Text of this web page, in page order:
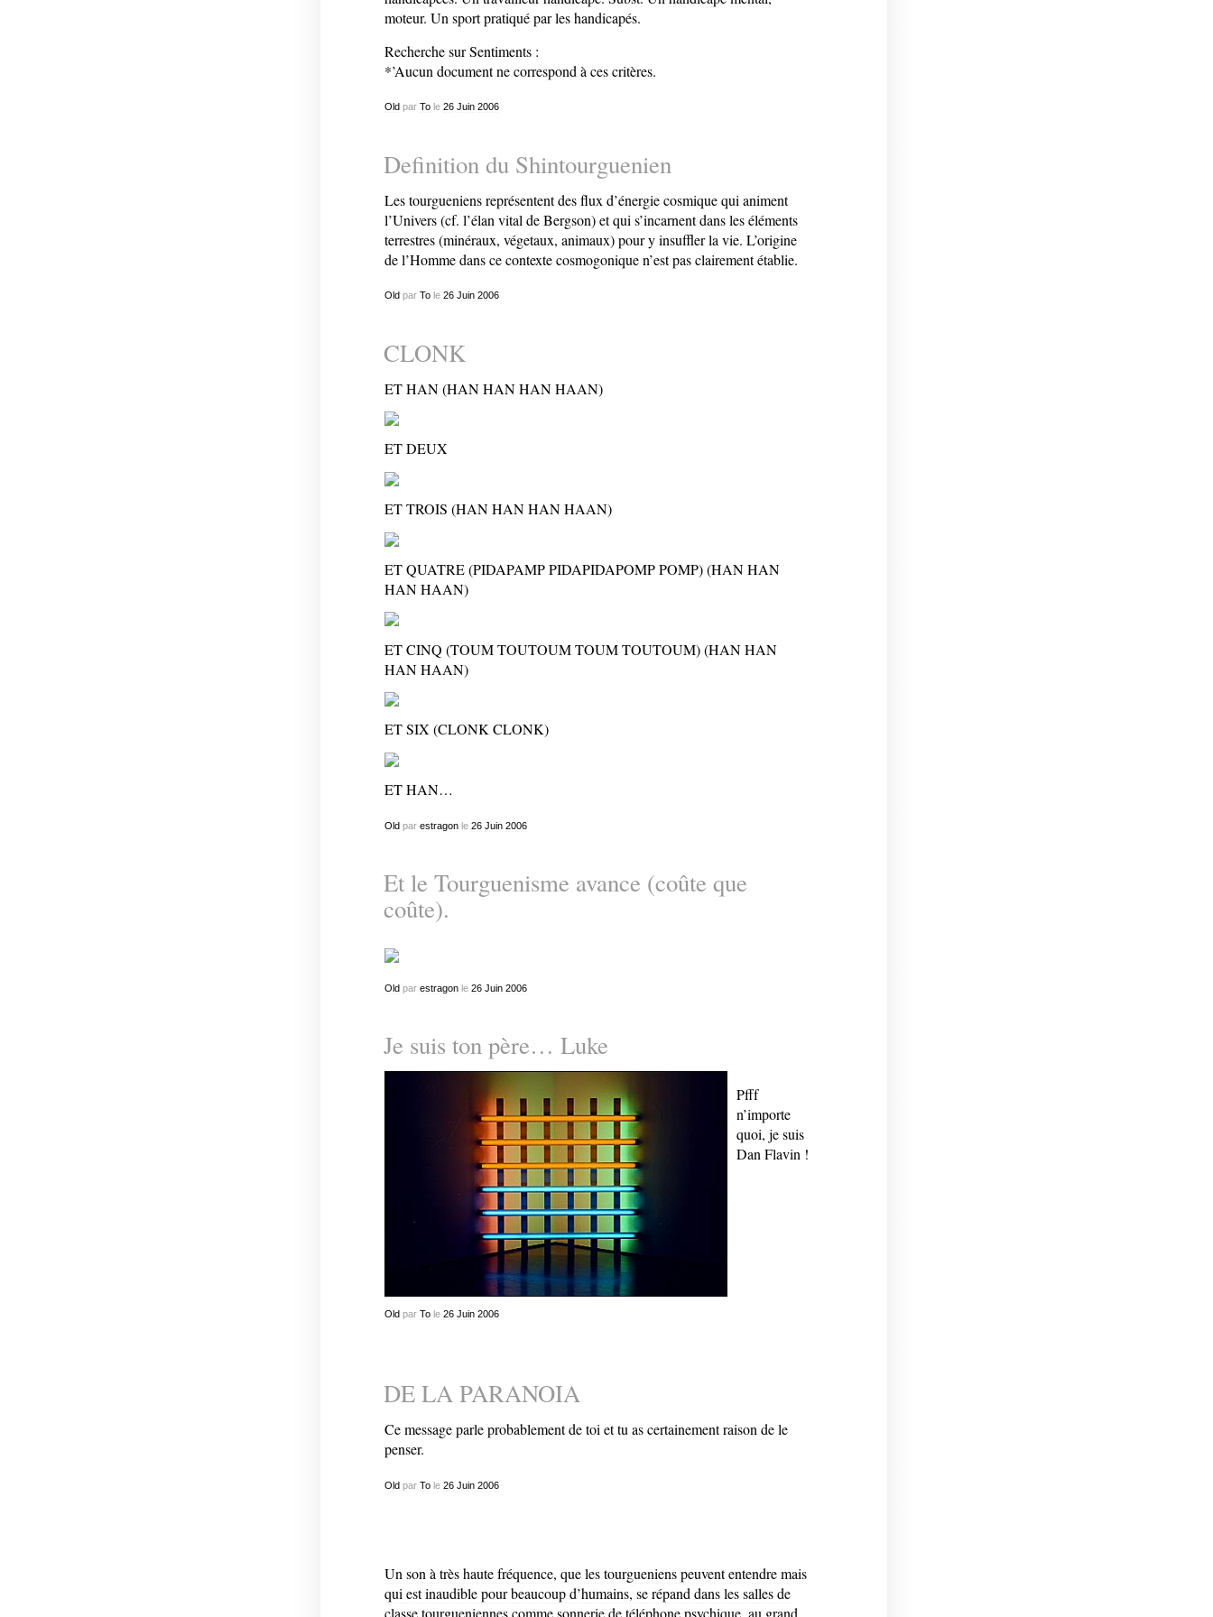
moteur. Un sport pratiqué par les handicapés.
Recherche sur Sentiments :
*’Aucun document ne correspond à ces critères.
Old par Tole 26 Juin 2006
Definition du Shintourguenien
Les tourgueniens représentent des flux d’énergie cosmique qui animent
l’Univers (cf. l’élan vital de Bergson) et qui s’incarnent dans les éléments
terrestres (minéraux, végetaux, animaux) pour y insuffler la vie. L’origine
de l’Homme dans ce contexte cosmogonique n’est pas clairement établie.
Oldpar Tole 26 Juin 2006
CLONK
ET HAN (HAN HAN HAN HAAN)
ET DEUX
ET TROIS (HAN HAN HAN HAAN)
ET QUATRE (PIDAPAMP PIDAPIDAPOMP POMP) (HAN HAN
HAN HAAN)
ET CINQ (TOUM TOUTOUM TOUM TOUTOUM) (HAN HAN
HAN HAAN)
ET SIX (CLONK CLONK)
ET HAN…
Oldpar estragonle 26 Juin 2006
Et le Tourguenisme avance (coûte que
coûte).
Oldpar estragonle 26 Juin 2006
Je suis ton père… Luke
Pfff
n’importe
quoi, je suis
Dan Flavin !
Old par Tole 26 Juin 2006
DE LA PARANOIA
Ce message parle probablement de toi et tu as certainement raison de le
penser.
Oldpar Tole 26 Juin 2006
Un son à très haute fréquence, que les tourgueniens peuvent entendre mais
qui est inaudible pour beaucoup d’humains, se répand dans les salles de